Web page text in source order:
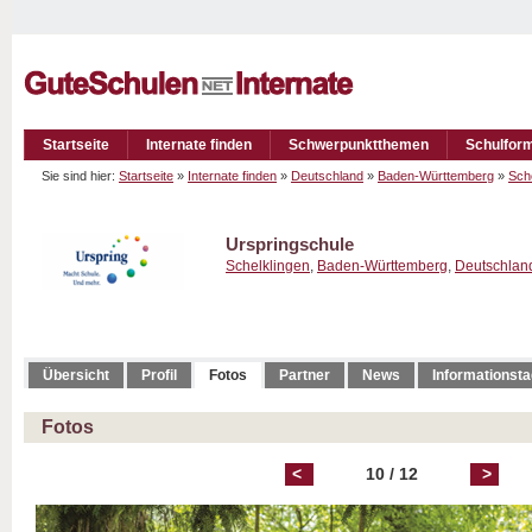
Startseite Internate finden Schwerpunktthemen
Sie sind hier: Startseite » Internate finden » Deutschland » Baden-Württemberg »
Urspringschule
Schelklingen, Baden-Württemberg,
Übersicht Profil Fotos Partner News
Fotos
< 10 / 12 >